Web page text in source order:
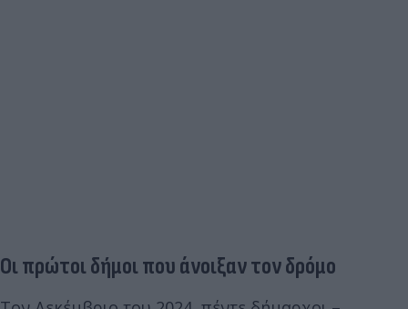
Οι πρώτοι δήμοι που άνοιξαν τον δρόμο